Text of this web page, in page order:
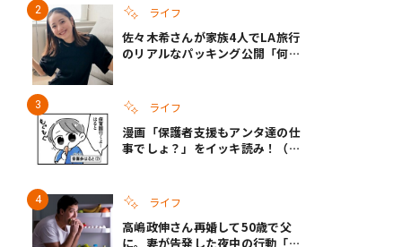
ライフ
佐々木希さんが家族4人でLA旅行
のリアルなパッキング公開「何が
ライフ
漫画「保護者支援もアンタ達の仕
事でしょ？」をイッキ読み！（右
ライフ
高嶋政伸さん再婚して50歳で父
に。妻が告発した夜中の行動「こ